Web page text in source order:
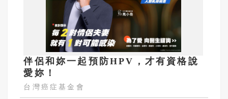
伴侶和妳一起預防HPV，才有資格說
愛妳！
台灣癌症基金會